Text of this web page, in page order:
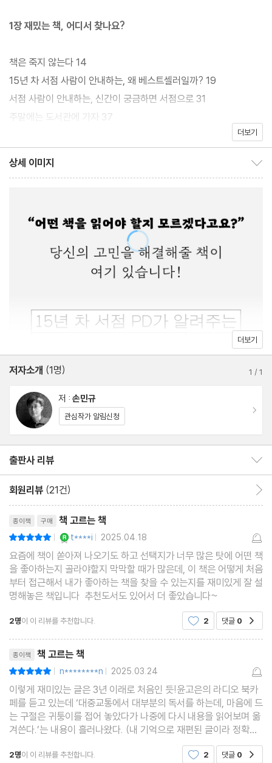
다양한 분야별 책 읽기 방법을 소개한다.
예스24에서 15년 이상 서점 직원으로 일한 저자는 책과 독자의 세
계를 연결한다. 책을 고르는 과정부터 읽는 법, 책을 즐기는 법까지,
책을 좋아하는 사람부터 책과 아직 낯설고 서먹한 사이지만 누구나
흥미롭게 책을 만나게 하는 이야기를 담았다. 읽고 싶은 책은 많지만
어디서부터 시작해야 할지 막막하다면, 새로운 분야의 독서를 하고
싶지만 책 고르기가 망설여진다면, 이제 막 독서를 시작하려는 왕초
보 독자까지. 그런 독자를 위해 15년간 책과 함께 살아온 현직 서점
1장 재밌는 책, 어디서 찾나요?
책은 죽지 않는다 14
15년 차 서점 사람이 안내하는, 왜 베스트셀러일까? 19
서점 사람이 안내하는, 신간이 궁금하면 서점으로 31
주말에는 도서관에 가자 37
TIP─종이책이냐 전자책이냐, 당신의 선택은? 57
읽는 근육을 빨리 키우고 싶다면 [소설] 66
생각의 칼날을 벼리는 [철학] 79
나와 친해지는 법 [심리학] 91
나의 현재를 가늠하는 법 [역사] 115
책 사려면 돈도 필요하고 [경제/경영] 136
우리는 이 큰 우주의 한낱 티끌 [자연과학] 149
사랑을 책으로 배울 수 있다는 착각 [관계와 가족] 160
TIP─빨리 읽어도 좋고 늦게 읽어도 좋다 171
3장 책 읽으면 뭐가 좋아요?
우열을 가릴 수 없는 다양한 읽기 취향 187
독서 후기 남기기 192
SNS는 시간 낭비라는데 어쩔 수 있나 198
빌런만 피할 수 있다면 독서모임도 즐거운 자리 208
TIP─어디서나 책 읽기 215
닫는 글 챗GPT도 책 읽으라고 하지 않습니까! 219
더보기
상세 이미지
더보기
저자소개 (1명) 1 /1
저 : 손민규
관심작가 알림신청
출판사 리뷰
회원리뷰 (21건)
종이책 구매 책 고르는 책
| t****i | 2025.04.18
요즘에 책이 쏟아져 나오기도 하고 선택지가 너무 많은 탓에 어떤 책
을 좋아하는지 골라야할지 막막할 때가 많은데, 이 책은 어떻게 처음
부터 접근해서 내가 좋아하는 책을 찾을 수 있는지를 재미있게 잘 설
명해놓은 책입니다 추천도서도 있어서 더 좋았습니다~
2명이 이 리뷰를 추천합니다. 2 댓글 0
종이책 책 고르는 책
| n********n | 2025.03.24
이렇게 재미있는 글은 3년 이래로 처음인 듯!윤고은의 라디오 북카
페를 듣고 있는데 ‘대중교통에서 대부분의 독서를 하는데, 마음에 드
는 구절은 귀퉁이를 접어 놓았다가 나중에 다시 내용을 읽어보며 옮
겨쓴다.’는 내용이 흘러나왔다. (내 기억으로 재편된 글이라 정확하
진 않음) 원래 ‘책을 위한 책’은 사지 않는다는 주의인데, 책을 읽는
방식이 나랑 비슷해서 “어머! 이건 사야
2명이 이 리뷰를 추천합니다. 2 댓글 0